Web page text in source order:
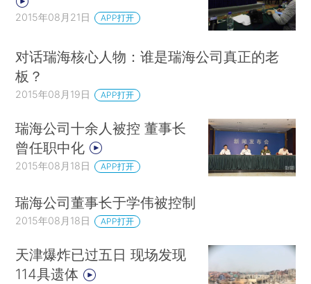
2015年08月21日 APP打开
对话瑞海核心人物：谁是瑞海公司真正的老
板？
2015年08月19日 APP打开
瑞海公司十余人被控 董事长
曾任职中化
2015年08月18日 APP打开
瑞海公司董事长于学伟被控制
2015年08月18日 APP打开
天津爆炸已过五日 现场发现
114具遗体